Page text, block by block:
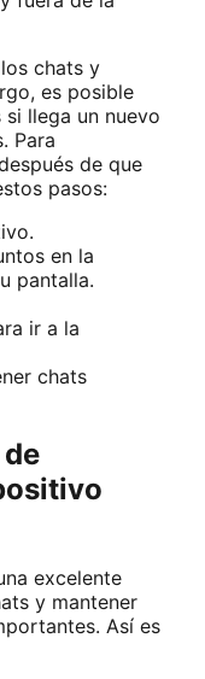
chats y
es posible
llega un nuevo
Para
de que
pasos:
en la
pantalla.
ir a la
chats
excelente
y mantener
Así es